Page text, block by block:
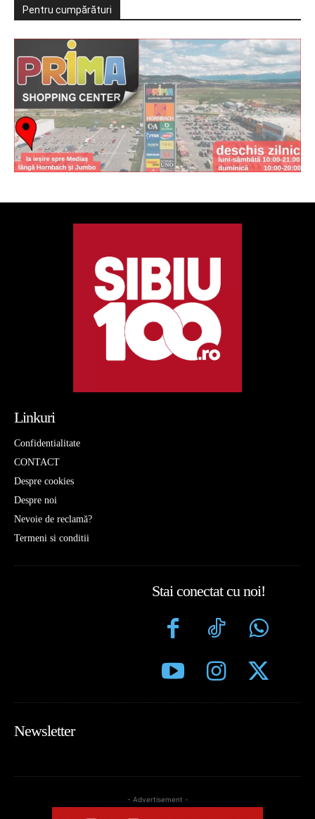
Pentru cumpărături
Linkuri
Confidentialitate
CONTACT
Despre cookies
Despre noi
Nevoie de reclamă?
Termeni si conditii
Stai conectat cu noi!
Newsletter
- Advertisement -